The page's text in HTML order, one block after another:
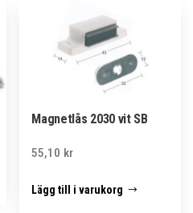
Magnetlås 2030 vit SB
55,10 kr
Lägg till i varukorg